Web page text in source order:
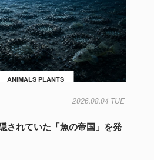
ANIMALS PLANTS
2026.08.04 TUE
されていた「魚の帝国」を発